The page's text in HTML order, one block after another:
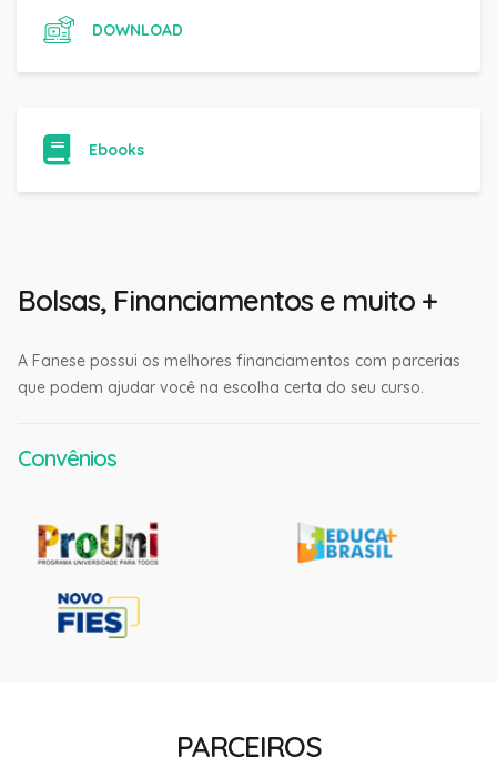
DOWNLOAD
Ebooks
Bolsas, Financiamentos e muito +
A Fanese possui os melhores financiamentos com parcerias
que podem ajudar você na escolha certa do seu curso.
Convênios
PARCEIROS